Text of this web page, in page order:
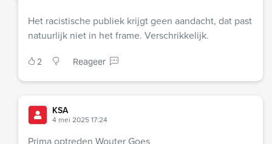
Het racistische publiek krijgt geen aandacht, dat past
natuurlijk niet in het frame. Verschrikkelijk.
2 Reageer
KSA
4 mei 2025 17:24